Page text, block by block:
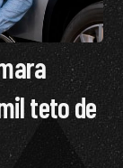
teto de